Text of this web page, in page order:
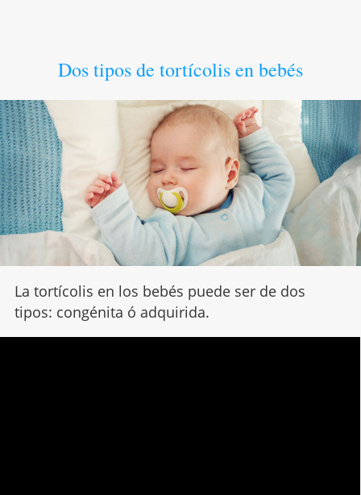
Dos tipos de tortícolis en bebés
La tortícolis en los bebés puede ser de dos
tipos: congénita ó adquirida.